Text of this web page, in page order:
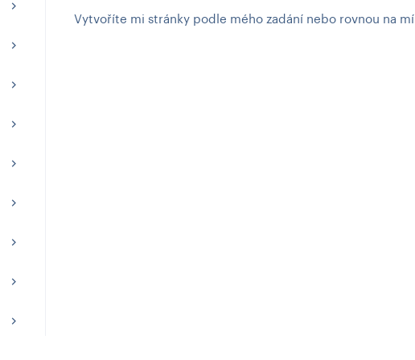
Vytvoříte mi stránky podle mého zadání nebo rovnou na